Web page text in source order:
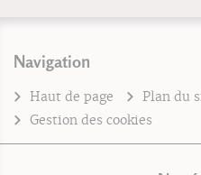
Navigation
Haut de page Plan du
Gestion des cookies